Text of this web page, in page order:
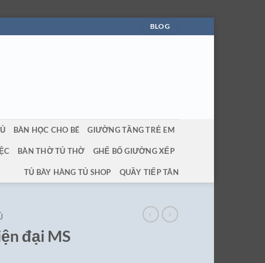
BLOG
BÀN HỌC CHO BÉ GIƯỜNG TẦNG TRẺ EM
BÀN THỜ TỦ THỜ GHẾ BỐ GIƯỜNG XẾP
TỦ BÀY HÀNG TỦ SHOP QUẦY TIẾP TÂN
đại MS